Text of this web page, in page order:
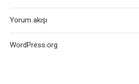
Yorum akışı
WordPress.org